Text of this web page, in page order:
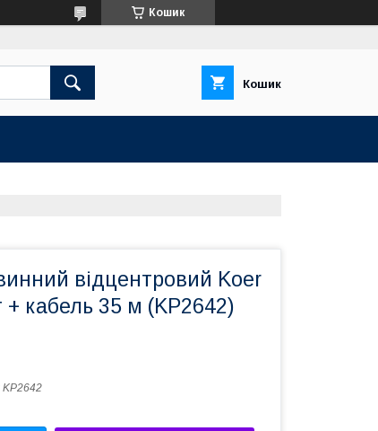
Кошик
Кошик
відцентровий Koer
+ кабель 35 м (KP2642)
KP2642